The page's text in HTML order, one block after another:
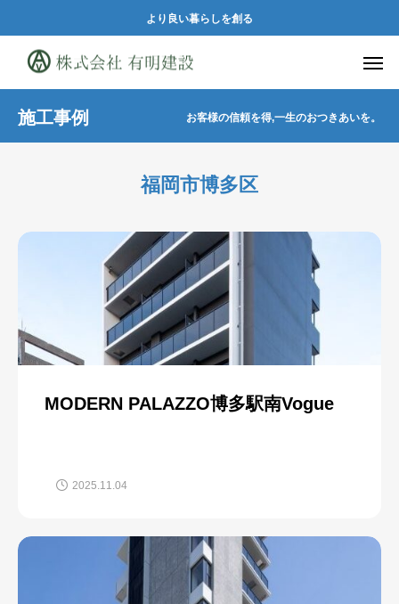
より良い暮らしを創る
施工事例 お客様の信頼を得,一生のおつきあいを。
福岡市博多区
MODERN PALAZZO博多駅南Vogue
2025.11.04